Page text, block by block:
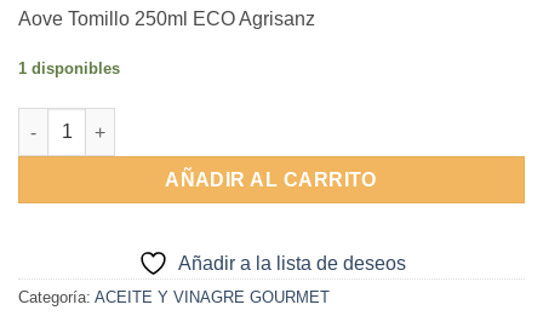
Aove Tomillo 250ml ECO Agrisanz
1 disponibles
Aove Tomillo 250ml ECO Agrisanz cantidad
AÑADIR AL CARRITO
Alternative:
Añadir a la lista de deseos
Categoría: ACEITE Y VINAGRE GOURMET